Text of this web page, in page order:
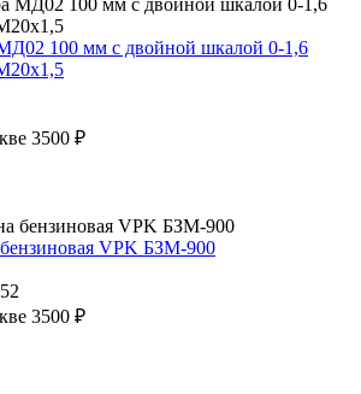
100 мм с двойной шкалой 0-1,6
3500 ₽
VPK БЗМ-900
3500 ₽